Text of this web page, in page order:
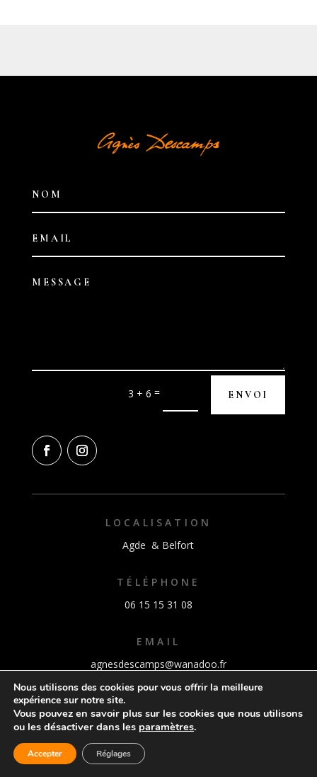
3 + 6 = ENVOI
LOCALISATION
Agde & Belfort
TÉLÉPHONE
06 15 15 31 08
EMAIL
agnesdescamps@wanadoo.fr
Sculpture Design
Réalisations
Contact
Nous utilisons des cookies pour vous offrir la meilleure
expérience sur notre site.
Vous pouvez en savoir plus sur les cookies que nous utilisons
ou les désactiver dans les paramètres.
Accepter Réglages